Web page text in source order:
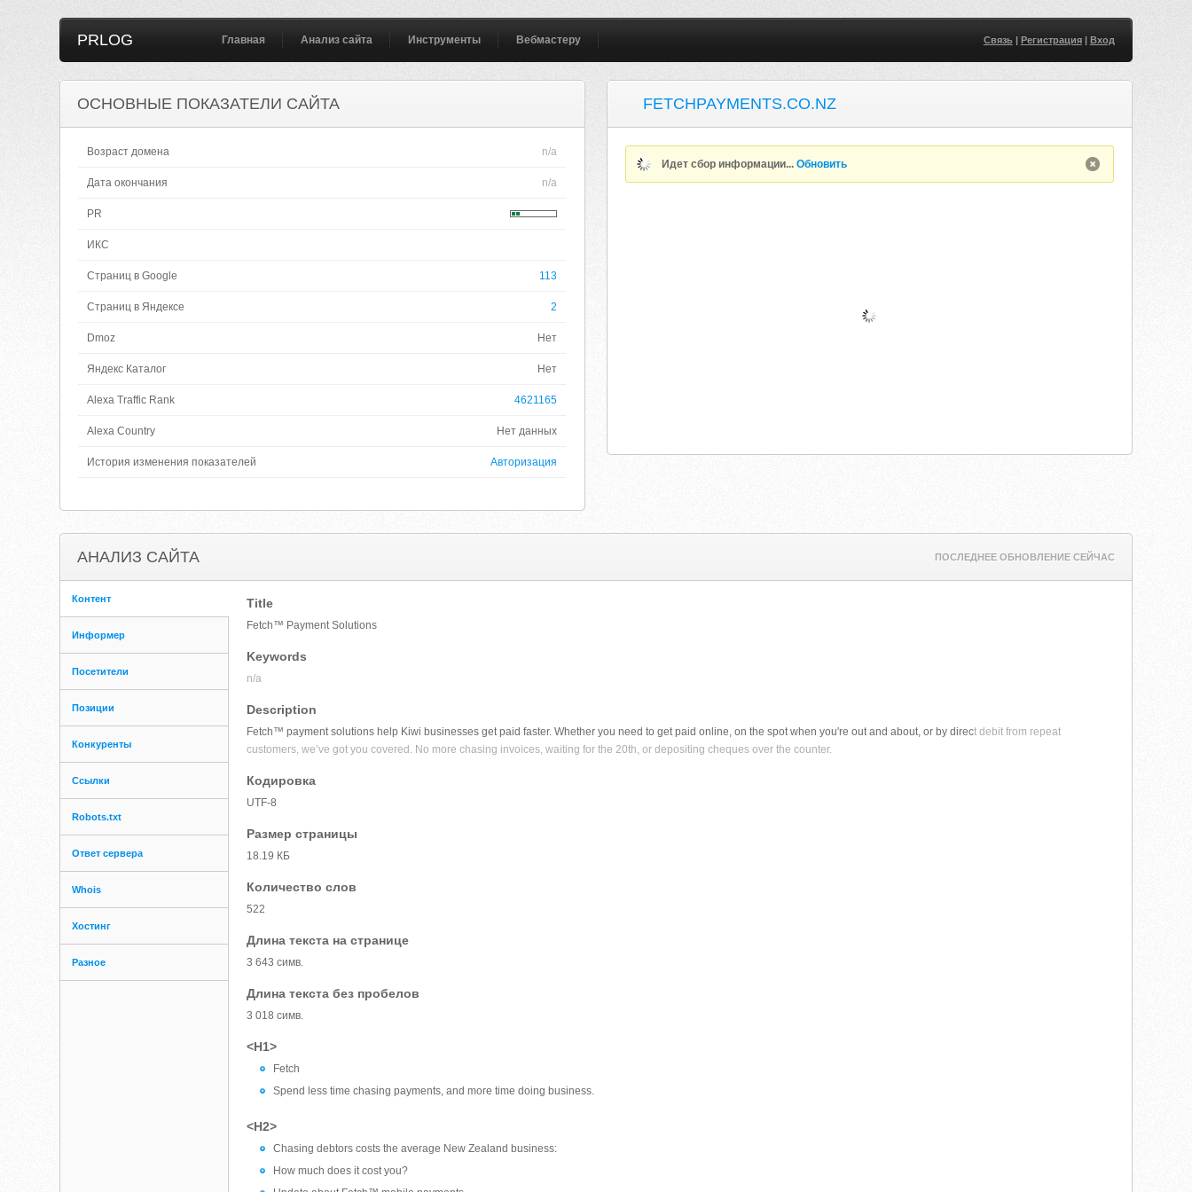
PRLOG Главная Анализ сайта Инструменты Вебмастеру Связь| Регистрация| Вход
ОСНОВНЫЕ ПОКАЗАТЕЛИ САЙТА
Возраст домена n/a
Дата окончания n/a
PR
ИКС
Страниц в Google 113
Страниц в Яндексе 2
Dmoz Нет
Яндекс Каталог Нет
Alexa Traffic Rank 4621165
Alexa Country Нет данных
История изменения показателей Авторизация
FETCHPAYMENTS.CO.NZ
Идет сбор информации...Обновить
АНАЛИЗ САЙТА ПОСЛЕДНЕЕ ОБНОВЛЕНИЕ СЕЙЧАС
Контент
Информер
Посетители
Позиции
Конкуренты
Ссылки
Robots.txt
Ответ сервера
Whois
Хостинг
Разное
Title
Fetch™ Payment Solutions
Keywords
n/a
Description
Fetch™ payment solutions help Kiwi businesses get paid faster. Whether you need to get paid online, on the spot when you're out and about, or by direct debit from repeat
customers, we’ve got you covered. No more chasing invoices, waiting for the 20th, or depositing cheques over the counter.
Кодировка
UTF-8
Размер страницы
18.19 КБ
Количество слов
522
Длина текста на странице
3 643 симв.
Длина текста без пробелов
3 018 симв.
<H1>
Fetch
Spend less time chasing payments, and more time doing business.
<H2>
Chasing debtors costs the average New Zealand business:
How much does it cost you?